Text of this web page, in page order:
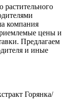
растительного
компания
цены и
Предлагаем
и иные
Горянка/